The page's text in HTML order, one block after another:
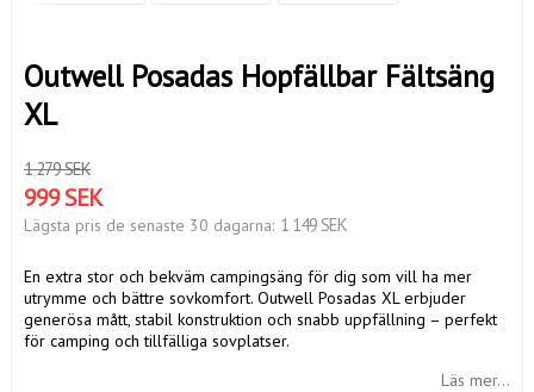
Outwell Posadas Hopfällbar Fältsäng
XL
1 279 SEK
999 SEK
Lägsta pris de senaste 30 dagarna 1 149 SEK
En extra stor och bekväm campingsäng för dig som vill ha mer
utrymme och bättre sovkomfort. Outwell Posadas XL erbjuder
generösa mått, stabil konstruktion och snabb uppfällning – perfekt
för camping och tillfälliga sovplatser.
Läs mer...